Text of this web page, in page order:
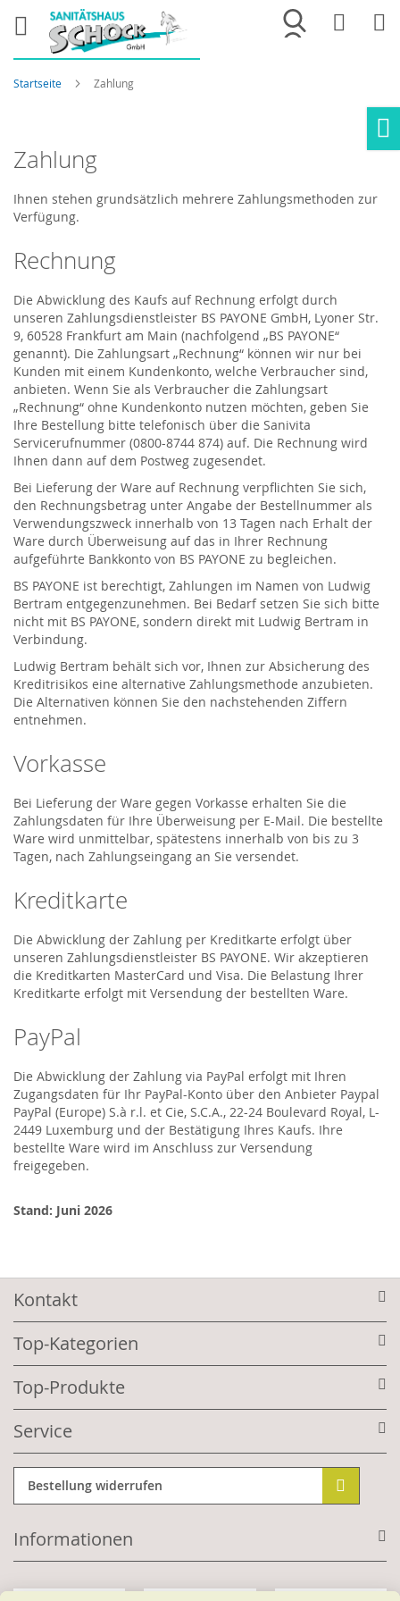
Merkliste
Startseite Zahlung
Zahlung
Ihnen stehen grundsätzlich mehrere Zahlungsmethoden zur
Verfügung.
Rechnung
Die Abwicklung des Kaufs auf Rechnung erfolgt durch
unseren Zahlungsdienstleister BS PAYONE GmbH, Lyoner Str.
9, 60528 Frankfurt am Main (nachfolgend „BS PAYONE“
genannt). Die Zahlungsart „Rechnung“ können wir nur bei
Kunden mit einem Kundenkonto, welche Verbraucher sind,
anbieten. Wenn Sie als Verbraucher die Zahlungsart
„Rechnung“ ohne Kundenkonto nutzen möchten, geben Sie
Ihre Bestellung bitte telefonisch über die Sanivita
Servicerufnummer (0800-8744 874) auf. Die Rechnung wird
Ihnen dann auf dem Postweg zugesendet.
Bei Lieferung der Ware auf Rechnung verpflichten Sie sich,
den Rechnungsbetrag unter Angabe der Bestellnummer als
Verwendungszweck innerhalb von 13 Tagen nach Erhalt der
Ware durch Überweisung auf das in Ihrer Rechnung
aufgeführte Bankkonto von BS PAYONE zu begleichen.
BS PAYONE ist berechtigt, Zahlungen im Namen von Ludwig
Bertram entgegenzunehmen. Bei Bedarf setzen Sie sich bitte
nicht mit BS PAYONE, sondern direkt mit Ludwig Bertram in
Verbindung.
Ludwig Bertram behält sich vor, Ihnen zur Absicherung des
Kreditrisikos eine alternative Zahlungsmethode anzubieten.
Die Alternativen können Sie den nachstehenden Ziffern
entnehmen.
Vorkasse
Bei Lieferung der Ware gegen Vorkasse erhalten Sie die
Zahlungsdaten für Ihre Überweisung per E-Mail. Die bestellte
Ware wird unmittelbar, spätestens innerhalb von bis zu 3
Tagen, nach Zahlungseingang an Sie versendet.
Kreditkarte
Die Abwicklung der Zahlung per Kreditkarte erfolgt über
unseren Zahlungsdienstleister BS PAYONE. Wir akzeptieren
die Kreditkarten MasterCard und Visa. Die Belastung Ihrer
Kreditkarte erfolgt mit Versendung der bestellten Ware.
PayPal
Die Abwicklung der Zahlung via PayPal erfolgt mit Ihren
Zugangsdaten für Ihr PayPal-Konto über den Anbieter Paypal
PayPal (Europe) S.à r.l. et Cie, S.C.A., 22-24 Boulevard Royal, L-
2449 Luxemburg und der Bestätigung Ihres Kaufs. Ihre
bestellte Ware wird im Anschluss zur Versendung
freigegeben.
Stand: Juni 2026
Kontakt
Top-Kategorien
Top-Produkte
Service
Bestellung widerrufen
Informationen